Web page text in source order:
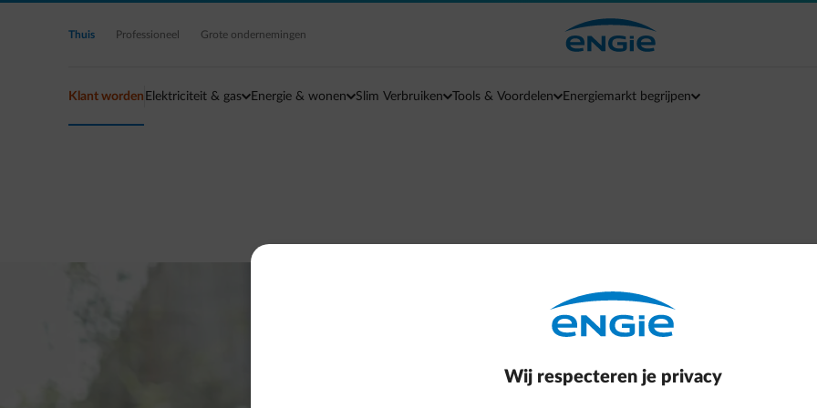
Ga naar de hoofdinhoud
Thuis Professioneel Grote ondernemingen
Klant worden Elektriciteit & gas Energie & wonen Slim Verbruiken Tools & Voordelen Energiemarkt begrijpen
Ons huis is even onze
En wij bij ENGIE blijven
Maar ook van thuis uit
Door van kartonnen
Een slim wasrek in elkaar
Of door je huis te vullen
Wij respecteren je privacy